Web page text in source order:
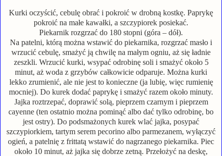
Kurki oczyścić, cebulę obrać i pokroić w drobną kostkę. Paprykę
pokroić na małe kawałki, a szczypiorek posiekać.
Piekarnik rozgrzać do 180 stopni (góra – dół).
Na patelni, którą można wstawić do piekarnika, rozgrzać masło i
wrzucić cebulę, smażyć ją chwilę na małym ogniu, aż się ładnie
zeszkli. Wrzucić kurki, wsypać odrobinę soli i smażyć około 5
minut, aż woda z grzybów całkowicie odparuje. Można kurki
lekko zrumienić, ale nie jest to konieczne (ja lubię, więc rumienię
mocniej). Do kurek dodać paprykę i smażyć razem około minuty.
Jajka roztrzepać, doprawić solą, pieprzem czarnym i pieprzem
cayenne (ten ostatnio można pominąć albo dać tylko odrobinę, bo
jest ostry). Do podsmażonych kurek wlać jajka, posypać
szczypiorkiem, tartym serem pecorino albo parmezanem, wyłączyć
ogień, a patelnię z frittatą wstawić do nagrzanego piekarnika. Piec
około 10 minut, aż jajka się dobrze zetną. Przełożyć na deskę,